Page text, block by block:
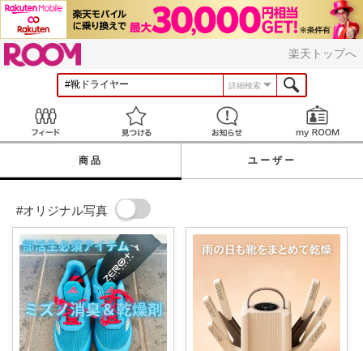
楽天トップへ
詳細検索
見つける お知らせ
商品 ユーザー
#オリジナル写真